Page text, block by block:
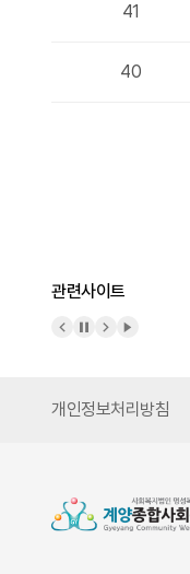
41
40
관련사이트
이전 배너
배너 정지
다음 배너
배너 재생
개인정보처리방침